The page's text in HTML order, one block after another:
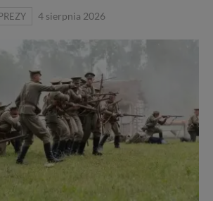
4 sierpnia 2026